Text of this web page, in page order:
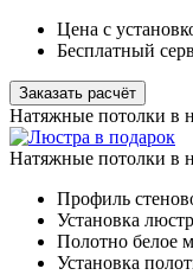
Цена с
Бесплатный
Заказать расчёт
Натяжные потолки в
Натяжные потолки в
Профиль
Установка
Полотно белое
Установка